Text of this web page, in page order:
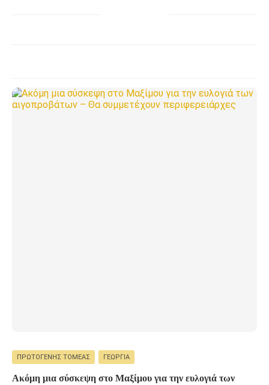
ΠΡΩΤΟΓΕΝΉΣ ΤΟΜΈΑΣ ΓΕΩΡΓΊΑ
Ακόμη μια σύσκεψη στο Μαξίμου για την ευλογιά των